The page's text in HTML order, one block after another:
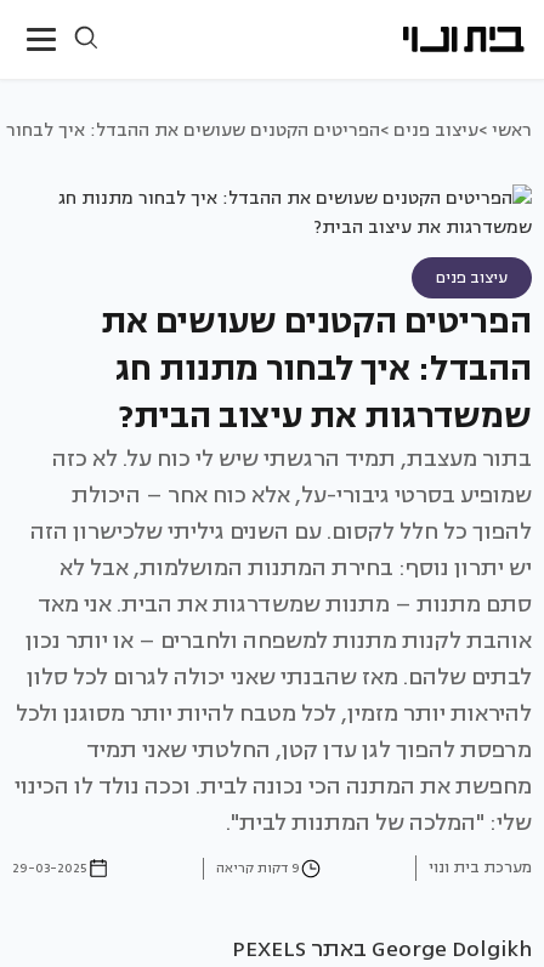
ראשי >עיצוב פנים >הפריטים הקטנים שעושים את ההבדל: איך
עיצוב פנים
הפריטים הקטנים שעושים את
ההבדל: איך לבחור מתנות חג
שמשדרגות את עיצוב הבית?
בתור מעצבת, תמיד הרגשתי שיש לי כוח על. לא כזה
שמופיע בסרטי גיבורי-על, אלא כוח אחר – היכולת
להפוך כל חלל לקסום. עם השנים גיליתי שלכישרון הזה
יש יתרון נוסף: בחירת המתנות המושלמות, אבל לא
סתם מתנות – מתנות שמשדרגות את הבית. אני מאד
אוהבת לקנות מתנות למשפחה ולחברים – או יותר נכון
לבתים שלהם. מאז שהבנתי שאני יכולה לגרום לכל סלון
להיראות יותר מזמין, לכל מטבח להיות יותר מסוגנן ולכל
מרפסת להפוך לגן עדן קטן, החלטתי שאני תמיד
מחפשת את המתנה הכי נכונה לבית. וככה נולד לו הכינוי
שלי: "המלכה של המתנות לבית".
מערכת בית ונוי 9 דקות קריאה 29-03-2025
George Dolgikh באתר PEXELS